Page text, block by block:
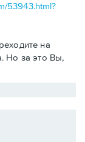
53943.html?
на
Но за это Вы,